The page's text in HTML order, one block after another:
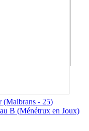
(Malbrans - 25)
B (Ménétrux en Joux)